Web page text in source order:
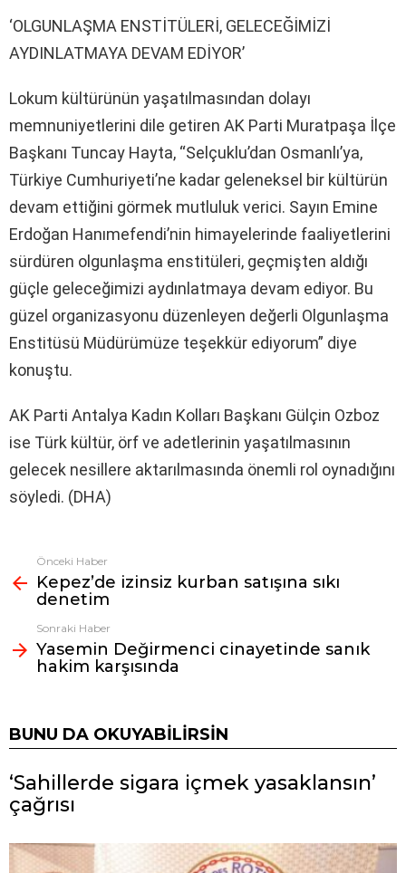
‘OLGUNLAŞMA ENSTİTÜLERİ, GELECEĞİMİZİ
AYDINLATMAYA DEVAM EDİYOR’
Lokum kültürünün yaşatılmasından dolayı
memnuniyetlerini dile getiren AK Parti Muratpaşa İlçe
Başkanı Tuncay Hayta, “Selçuklu’dan Osmanlı’ya,
Türkiye Cumhuriyeti’ne kadar geleneksel bir kültürün
devam ettiğini görmek mutluluk verici. Sayın Emine
Erdoğan Hanımefendi’nin himayelerinde faaliyetlerini
sürdüren olgunlaşma enstitüleri, geçmişten aldığı
güçle geleceğimizi aydınlatmaya devam ediyor. Bu
güzel organizasyonu düzenleyen değerli Olgunlaşma
Enstitüsü Müdürümüze teşekkür ediyorum” diye
konuştu.
AK Parti Antalya Kadın Kolları Başkanı Gülçin Ozboz
ise Türk kültür, örf ve adetlerinin yaşatılmasının
gelecek nesillere aktarılmasında önemli rol oynadığını
söyledi. (DHA)
Fazlasına
bak
Önceki Haber
Kepez’de izinsiz kurban satışına sıkı
denetim
Sonraki Haber
Yasemin Değirmenci cinayetinde sanık
hakim karşısında
BUNU DA OKUYABILIRSIN
‘Sahillerde sigara içmek yasaklansın’
çağrısı